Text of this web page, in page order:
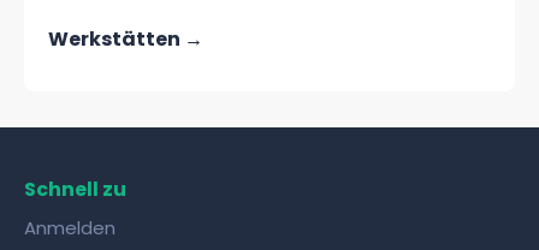
Werkstätten →
Schnell zu
Anmelden